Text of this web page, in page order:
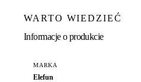
WARTO WIEDZIEĆ
Informacje o produkcie
MARKA
Elefun